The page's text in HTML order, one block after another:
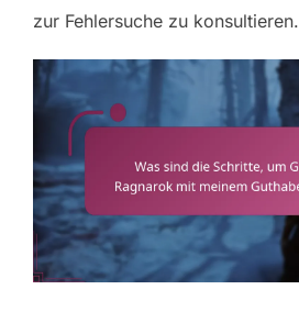
zur Fehlersuche zu konsultieren.